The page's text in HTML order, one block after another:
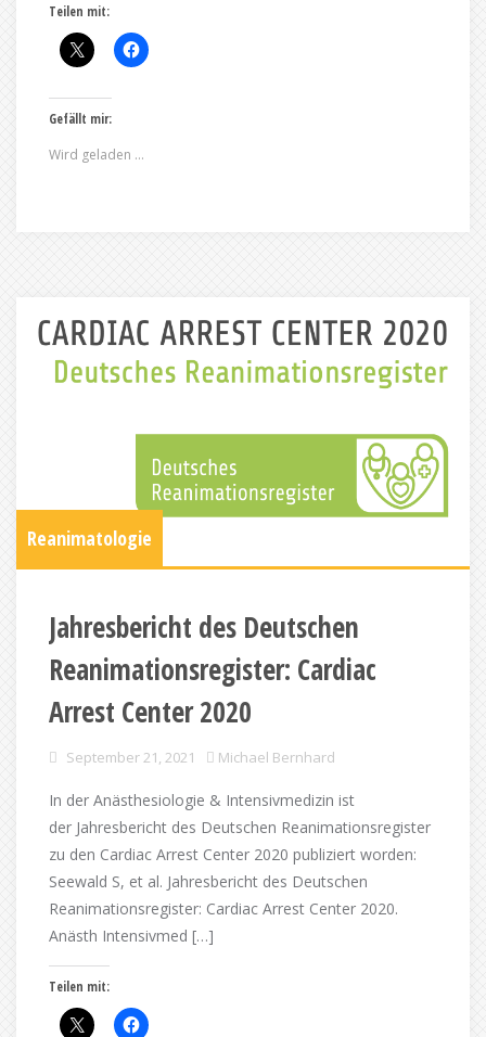
Teilen mit:
Gefällt mir:
Wird geladen …
Reanimatologie
Jahresbericht des Deutschen
Reanimationsregister: Cardiac
Arrest Center 2020
September 21, 2021 Michael Bernhard
In der Anästhesiologie & Intensivmedizin ist
der Jahresbericht des Deutschen Reanimationsregister
zu den Cardiac Arrest Center 2020 publiziert worden:
Seewald S, et al. Jahresbericht des Deutschen
Reanimationsregister: Cardiac Arrest Center 2020.
Anästh Intensivmed […]
Teilen mit: